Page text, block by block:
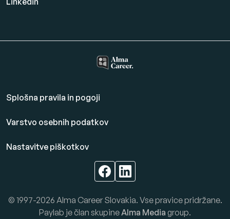
Splošna pravila in pogoji
Varstvo osebnih podatkov
Nastavitve piškotkov
© 1997-2026 Alma Career Slovakia. Vse pravice pridržane.
Paylab je član skupineAlma Media group.